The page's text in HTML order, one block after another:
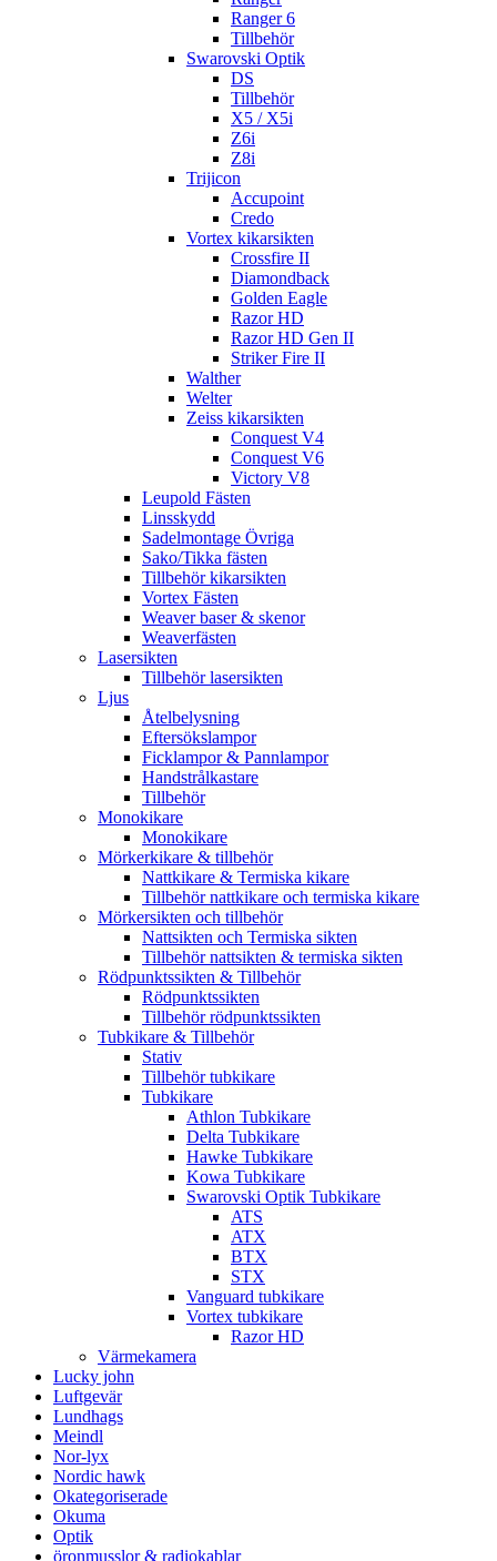
Ranger 6
Tillbehör
Swarovski Optik
DS
Tillbehör
X5 / X5i
Z6i
Z8i
Trijicon
Accupoint
Credo
Vortex kikarsikten
Crossfire II
Diamondback
Golden Eagle
Razor HD
Razor HD Gen II
Striker Fire II
Walther
Welter
Zeiss kikarsikten
Conquest V4
Conquest V6
Victory V8
Leupold Fästen
Linsskydd
Sadelmontage Övriga
Sako/Tikka fästen
Tillbehör kikarsikten
Vortex Fästen
Weaver baser & skenor
Weaverfästen
Lasersikten
Tillbehör lasersikten
Ljus
Åtelbelysning
Eftersökslampor
Ficklampor & Pannlampor
Handstrålkastare
Tillbehör
Monokikare
Monokikare
Mörkerkikare & tillbehör
Nattkikare & Termiska kikare
Tillbehör nattkikare och termiska kikare
Mörkersikten och tillbehör
Nattsikten och Termiska sikten
Tillbehör nattsikten & termiska sikten
Rödpunktssikten & Tillbehör
Rödpunktssikten
Tillbehör rödpunktssikten
Tubkikare & Tillbehör
Stativ
Tillbehör tubkikare
Tubkikare
Athlon Tubkikare
Delta Tubkikare
Hawke Tubkikare
Kowa Tubkikare
Swarovski Optik Tubkikare
ATS
ATX
BTX
STX
Vanguard tubkikare
Vortex tubkikare
Razor HD
Värmekamera
Lucky john
Luftgevär
Lundhags
Meindl
Nor-lyx
Nordic hawk
Okategoriserade
Okuma
Optik
öronmusslor & radiokablar